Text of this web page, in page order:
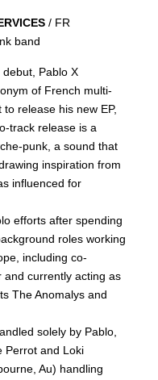
/ FR
band
debut, Pablo X
of French multi-
release his new EP,
track release is a
punk, a sound that
inspiration from
influenced for
efforts after spending
roles working
including co-
and currently acting as
The Anomalys and
solely by Pablo,
Perrot and Loki
Au) handling